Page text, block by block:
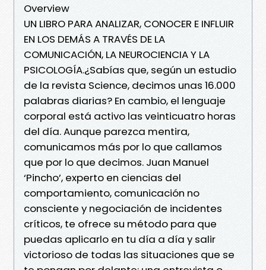
Overview
UN LIBRO PARA ANALIZAR, CONOCER E INFLUIR
EN LOS DEMÁS A TRAVÉS DE LA
COMUNICACIÓN, LA NEUROCIENCIA Y LA
PSICOLOGÍA.¿Sabías que, según un estudio
de la revista Science, decimos unas 16.000
palabras diarias? En cambio, el lenguaje
corporal está activo las veinticuatro horas
del día. Aunque parezca mentira,
comunicamos más por lo que callamos
que por lo que decimos. Juan Manuel
‘Pincho’, experto en ciencias del
comportamiento, comunicación no
consciente y negociación de incidentes
críticos, te ofrece su método para que
puedas aplicarlo en tu día a día y salir
victorioso de todas las situaciones que se